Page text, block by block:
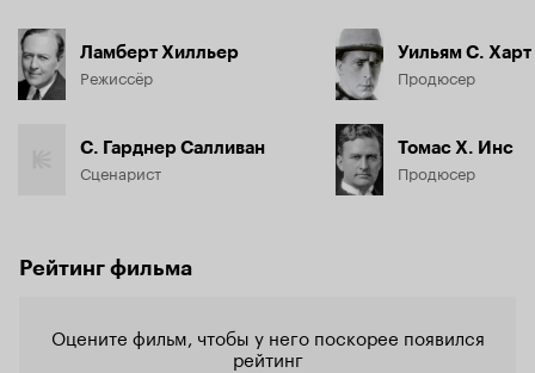
Ламберт Хилльер
Режиссёр
С. Гарднер Салливан
Сценарист
Уильям С. Харт
Продюсер
Томас Х. Инс
Продюсер
Рейтинг фильма
Оцените фильм, чтобы у него поскорее появился
рейтинг